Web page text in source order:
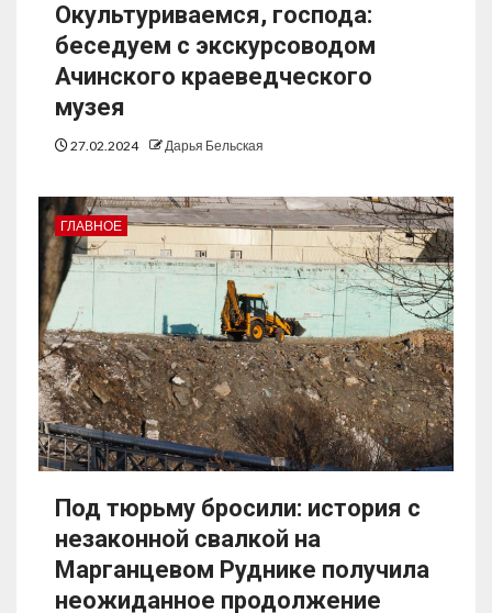
Окультуриваемся, господа:
беседуем с экскурсоводом
Ачинского краеведческого
музея
27.02.2024 Дарья Бельская
ГЛАВНОЕ
Под тюрьму бросили: история с
незаконной свалкой на
Марганцевом Руднике получила
неожиданное продолжение